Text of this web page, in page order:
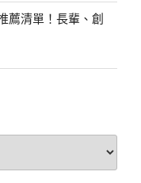
薦清單！長輩、創